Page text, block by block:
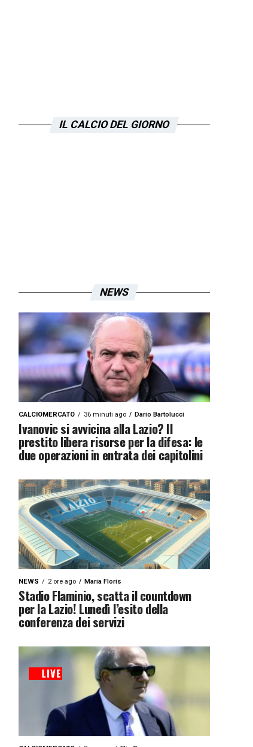
IL CALCIO DEL GIORNO
NEWS
CALCIOMERCATO 36 minuti ago Dario Bartolucci
Ivanovic si avvicina alla Lazio? Il
prestito libera risorse per la difesa: le
due operazioni in entrata dei capitolini
NEWS 2 ore ago Maria Floris
Stadio Flaminio, scatta il countdown
per la Lazio! Lunedì l’esito della
conferenza dei servizi